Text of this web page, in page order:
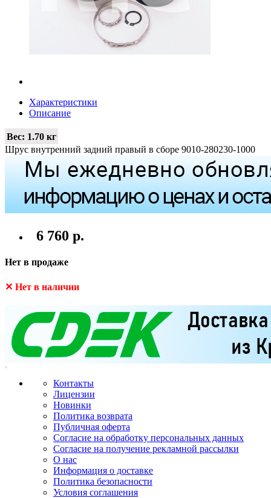
Характеристики
Описание
Вес: 1.70 кг
Шрус внутренний задний правый в сборе 9010-280230-1000
6 760 р.
Нет в продаже
✕ Нет в наличии
Контакты
Лицензии
Новинки
Политика возврата
Публичная оферта
Согласие на обработку персональных данных
Согласие на получение рекламной рассылки
О нас
Информация о доставке
Политика безопасности
Условия соглашения